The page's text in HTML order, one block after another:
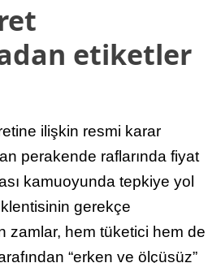
etiketler
ilişkin resmi karar
perakende raflarında fiyat
kamuoyunda tepkiye yol
gerekçe
zamlar, hem tüketici hem de
“erken ve ölçüsüz”